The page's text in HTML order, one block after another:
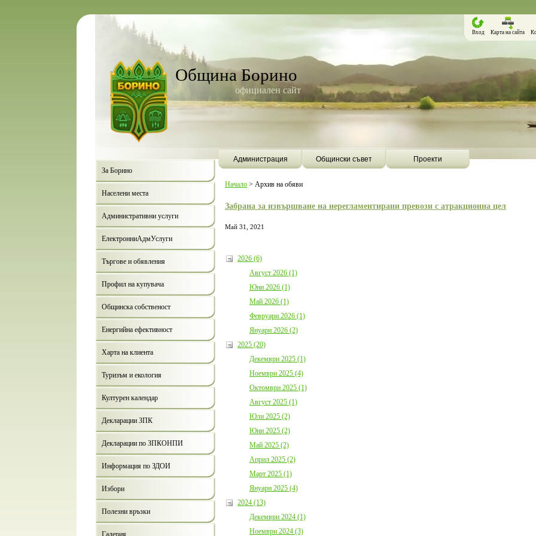
Община Борино
официален сайт
Вход Карта на сайта
Администрация Общински съвет
Проекти
За Борино
Населени места
Административни услуги
ЕлектронниАдмУслуги
Търгове и обявления
Профил на купувача
Общинска собственост
Енергийна ефективност
Харта на клиента
Туризъм и екология
Културен календар
Декларации ЗПК
Декларации по ЗПКОНПИ
Информация по ЗДОИ
Избори
Полезни връзки
Галерия
Начало > Архив на обяви
Забрана за извършване на нерегламентирани превози с атракционна цел
Май 31, 2021
2026 (6)
Август 2026 (1)
Юни 2026 (1)
Май 2026 (1)
Февруари 2026 (1)
Януари 2026 (2)
2025 (20)
Декември 2025 (1)
Ноември 2025 (4)
Октомври 2025 (1)
Август 2025 (1)
Юли 2025 (2)
Юни 2025 (2)
Май 2025 (2)
Април 2025 (2)
Март 2025 (1)
Януари 2025 (4)
2024 (13)
Декември 2024 (1)
Ноември 2024 (3)